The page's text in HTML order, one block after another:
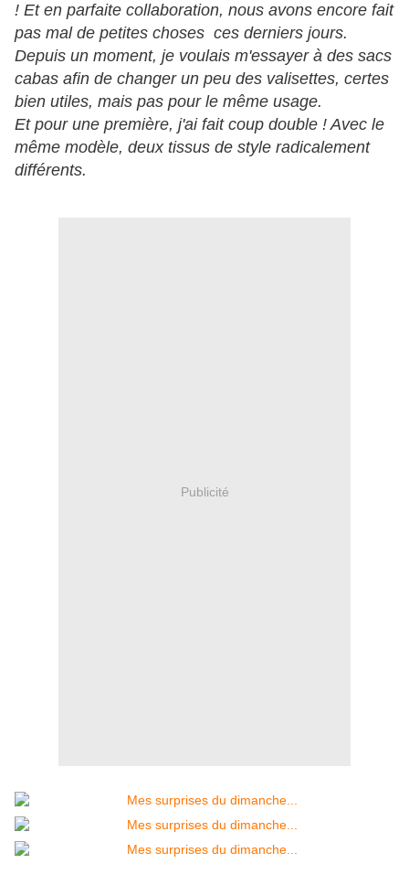
! Et en parfaite collaboration, nous avons encore fait
pas mal de petites choses ces derniers jours.
Depuis un moment, je voulais m'essayer à des sacs
cabas afin de changer un peu des valisettes, certes
bien utiles, mais pas pour le même usage.
Et pour une première, j'ai fait coup double ! Avec le
même modèle, deux tissus de style radicalement
différents.
Publicité